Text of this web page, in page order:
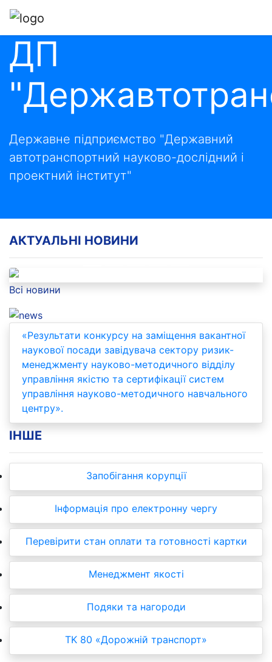
ДП
Державне підприємство "Державний
автотранспортний науково-дослідний і
проектний інститут"
АКТУАЛЬНІ НОВИНИ
ЗАПИТАННЯ – ВІДПОВІДІ
Previous Next
Всі новини
«Результати конкурсу на заміщення вакантної
наукової посади завідувача сектору ризик-
менеджменту науково-методичного відділу
управління якістю та сертифікації систем
управління науково-методичного навчального
центру».
ІНШЕ
Запобігання корупції
Інформація про електронну чергу
Перевірити стан оплати та готовності картки
Менеджмент якості
Подяки та нагороди
TK 80 «Дорожній транспорт»